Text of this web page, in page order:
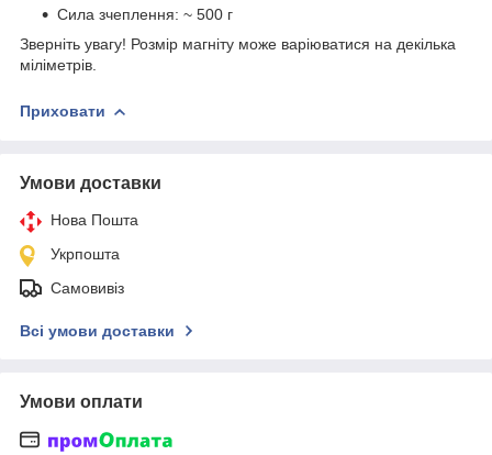
Сила зчеплення: ~ 500 г
Зверніть увагу! Розмір магніту може варіюватися на декілька
міліметрів.
Приховати
Умови доставки
Нова Пошта
Укрпошта
Самовивіз
Всі умови доставки
Умови оплати